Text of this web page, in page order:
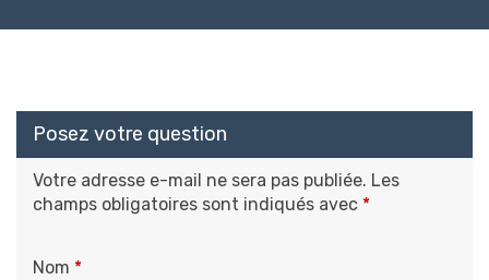
Posez votre question
Votre adresse e-mail ne sera pas publiée. Les
champs obligatoires sont indiqués avec *
Nom *